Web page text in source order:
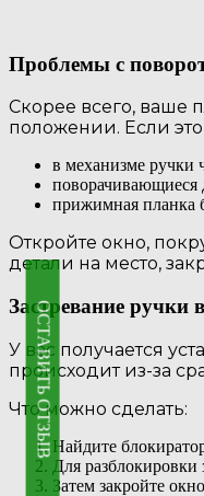
ОСТАВИТЬ ОТЗЫВ
Проблемы с
Скорее всего, ваше
положении. Если
в механизме ручки
поворачивающиеся
прижимная планка
Откройте окно,
детали на место,
Застревание ручки
У вас получается
происходит из-за
Что можно сделать:
Найдите
Для разблокировки
Затем закройте